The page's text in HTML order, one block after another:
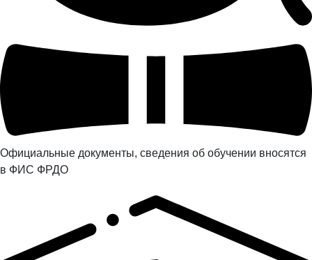
Официальные документы, сведения об обучении вносятся
в ФИС ФРДО